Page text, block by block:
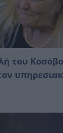
του